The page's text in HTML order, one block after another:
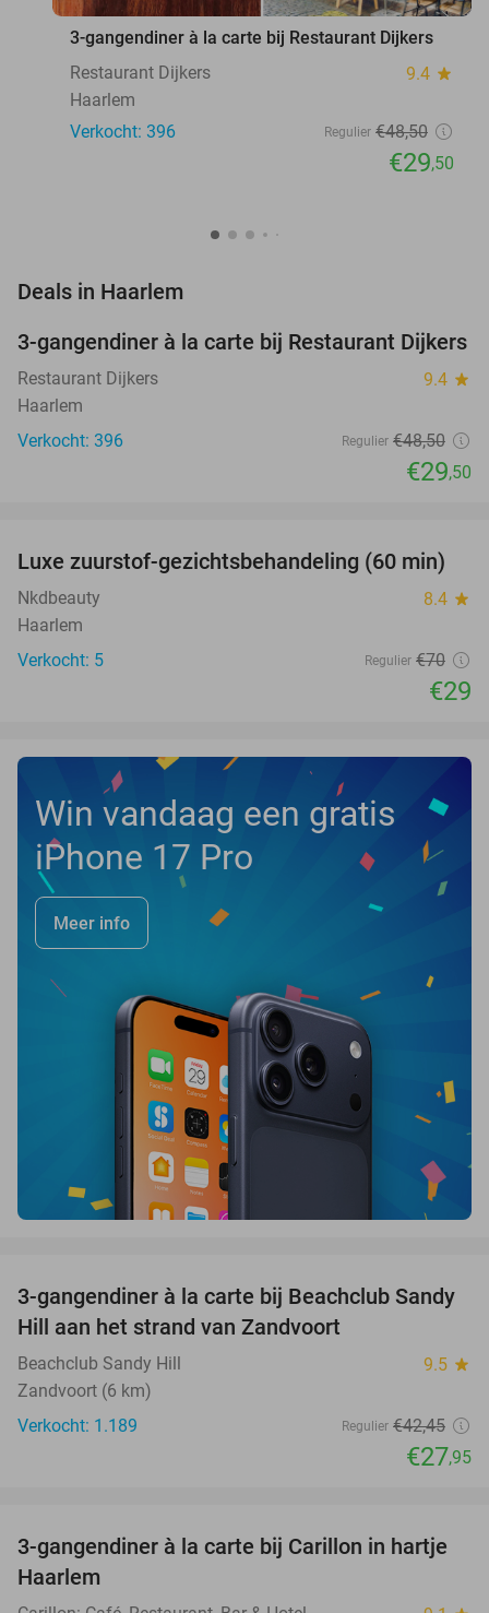
3-gangendiner à la carte bij Restaurant Dijkers
Restaurant Dijkers
9.4 star
Haarlem
Verkocht: 396
Regulier €48,50
€29,50
Deals in Haarlem
39%
3-gangendiner à la carte bij Restaurant Dijkers
Restaurant Dijkers 9.4 star
Haarlem
Verkocht: 396
Regulier €48,50
€29,50
59%
TODAY
Luxe zuurstof-gezichtsbehandeling (60 min)
Nkdbeauty 8.4 star
Haarlem
Verkocht: 5
Regulier €70
€29
Win vandaag een gratis
iPhone 17 Pro
Meer info
34%
3-gangendiner à la carte bij Beachclub Sandy
Hill aan het strand van Zandvoort
Beachclub Sandy Hill 9.5 star
Zandvoort (6 km)
Verkocht: 1.189
Regulier €42,45
€27,95
28%
3-gangendiner à la carte bij Carillon in hartje
Haarlem